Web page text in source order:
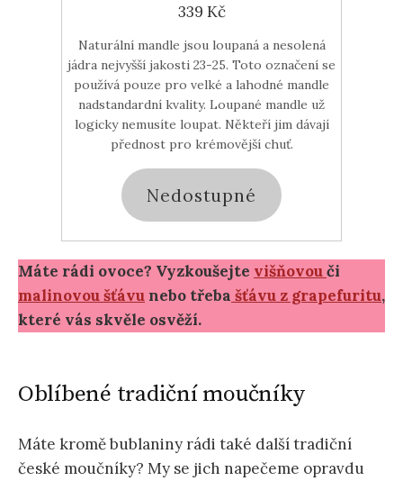
339 Kč
Naturální mandle jsou loupaná a nesolená
jádra nejvyšší jakosti 23-25. Toto označení se
používá pouze pro velké a lahodné mandle
nadstandardní kvality. Loupané mandle už
logicky nemusíte loupat. Někteří jim dávají
přednost pro krémovější chuť.
Nedostupné
Máte rádi ovoce? Vyzkoušejte višňovouči
malinovou šťávunebo třeba šťávu z grapefuritu,
které vás skvěle osvěží.
Oblíbené tradiční moučníky
Máte kromě bublaniny rádi také další tradiční
české moučníky? My se jich napečeme opravdu